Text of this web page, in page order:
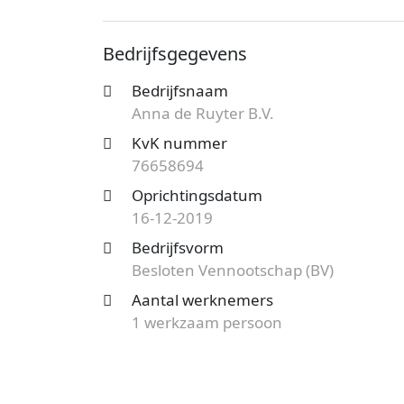
vestiging aan de Beursstraat telt 1
Ben je op zoek naar een
tarieven? Start nu je gratis
bij jou uit de buurt. Kies een vakkundig
Bedrijfsgegevens
Bedrijfsnaam
Anna de Ruyter B.V.
KvK nummer
76658694
Oprichtingsdatum
16-12-2019
Bedrijfsvorm
Besloten Vennootschap (BV)
Aantal werknemers
1 werkzaam persoon